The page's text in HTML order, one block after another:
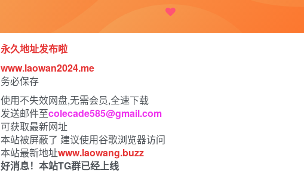
永久地址发布啦
www.laowan2024.me
务必保存
使用不失效网盘,无需会员,全速下载
发送邮件至colecade585@gmail.com
可获取最新网址
本站被屏蔽了 建议使用谷歌浏览器访问
本站最新地址www.laowang.buzz
好消息！本站TG群已经上线